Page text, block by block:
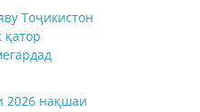
Тоҷикистон
қатор
2026 нақшаи